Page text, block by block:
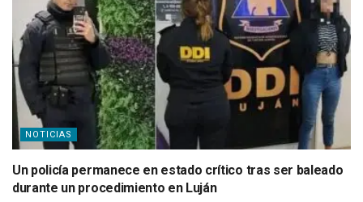
NOTICIAS
Un policía permanece en estado crítico tras ser baleado
durante un procedimiento en Luján